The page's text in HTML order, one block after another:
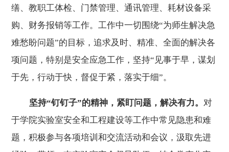
缮、教职工体检、门禁管理、通讯管理、耗材设备采
购、财务报销等工作。工作中一切围绕“为师生解决急
难愁盼问题”的目标，追求及时、精准、全面的解决各
项问题，特别是安全应急工作，坚持“见事于早，谋划
于先，行动于快，督促于紧，落实于细”。
坚持“钉钉子”的精神，紧盯问题，解决有力。 对
于学院实验室安全和工程建设等工作中常见隐患和难
题，积极参与各项培训和交流活动和会议，汲取先进